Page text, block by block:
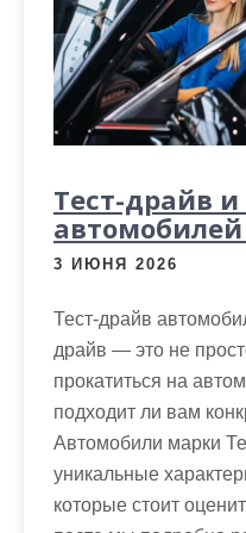
Тест-драйв
3 ИЮНЯ 2026
Тест-драйв
драйв — это не
прокатиться на
подходит ли вам
Автомобили марки
уникальные
которые стоит